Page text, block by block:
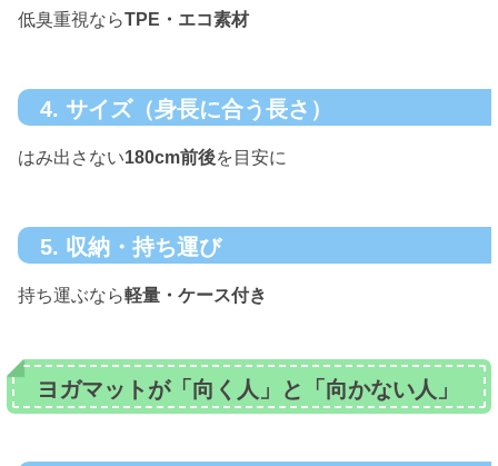
低臭重視ならTPE・エコ素材
4. サイズ（身長に合う長さ）
はみ出さない180cm前後を目安に
5. 収納・持ち運び
持ち運ぶなら軽量・ケース付き
ヨガマットが「向く人」と「向かない人」